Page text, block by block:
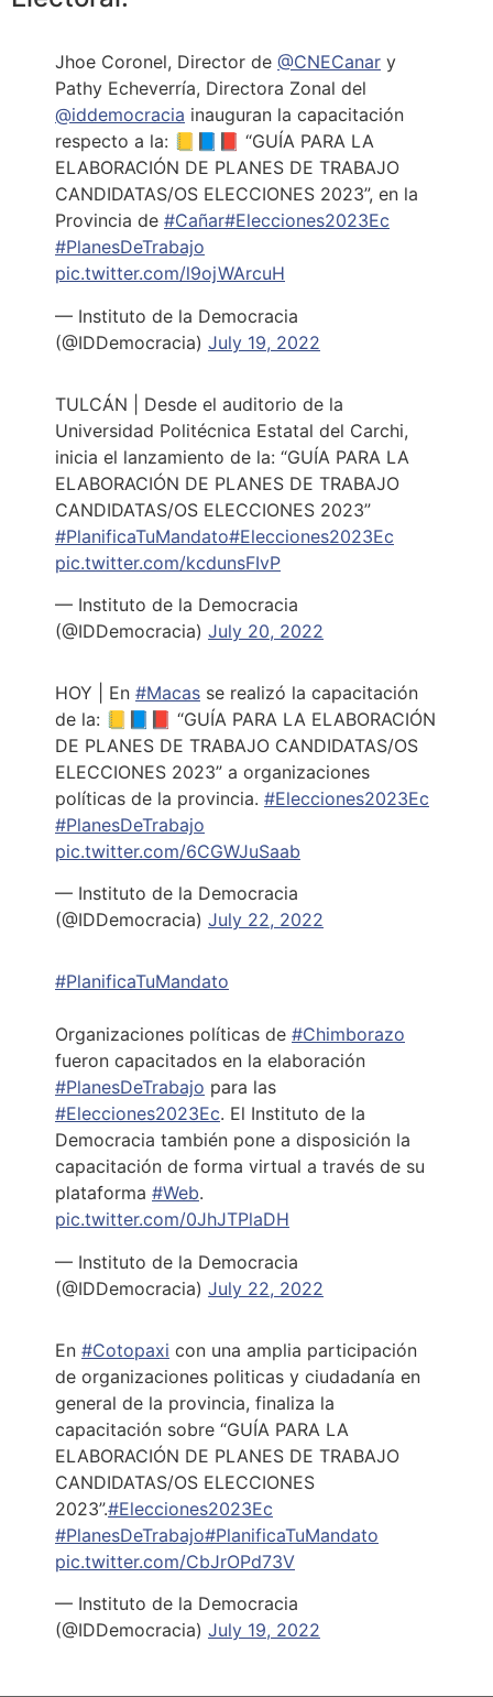
Jhoe Coronel, Director de @CNECanar y
Pathy Echeverría, Directora Zonal del
@iddemocracia inauguran la capacitación
respecto a la: 📒📘📕 “GUÍA PARA LA
ELABORACIÓN DE PLANES DE TRABAJO
CANDIDATAS/OS ELECCIONES 2023”, en la
Provincia de #Cañar#Elecciones2023Ec
#PlanesDeTrabajo
pic.twitter.com/l9ojWArcuH
— Instituto de la Democracia
(@IDDemocracia) July 19, 2022
TULCÁN | Desde el auditorio de la
Universidad Politécnica Estatal del Carchi,
inicia el lanzamiento de la: “GUÍA PARA LA
ELABORACIÓN DE PLANES DE TRABAJO
CANDIDATAS/OS ELECCIONES 2023”
#PlanificaTuMandato#Elecciones2023Ec
pic.twitter.com/kcdunsFIvP
— Instituto de la Democracia
(@IDDemocracia) July 20, 2022
HOY | En #Macas se realizó la capacitación
de la: 📒📘📕 “GUÍA PARA LA ELABORACIÓN
DE PLANES DE TRABAJO CANDIDATAS/OS
ELECCIONES 2023” a organizaciones
políticas de la provincia. #Elecciones2023Ec
#PlanesDeTrabajo
pic.twitter.com/6CGWJuSaab
— Instituto de la Democracia
(@IDDemocracia) July 22, 2022
#PlanificaTuMandato
Organizaciones políticas de #Chimborazo
fueron capacitados en la elaboración
#PlanesDeTrabajo para las
#Elecciones2023Ec. El Instituto de la
Democracia también pone a disposición la
capacitación de forma virtual a través de su
plataforma #Web.
pic.twitter.com/0JhJTPlaDH
— Instituto de la Democracia
(@IDDemocracia) July 22, 2022
En #Cotopaxi con una amplia participación
de organizaciones politicas y ciudadanía en
general de la provincia, finaliza la
capacitación sobre “GUÍA PARA LA
ELABORACIÓN DE PLANES DE TRABAJO
CANDIDATAS/OS ELECCIONES
2023”.#Elecciones2023Ec
#PlanesDeTrabajo#PlanificaTuMandato
pic.twitter.com/CbJrOPd73V
— Instituto de la Democracia
(@IDDemocracia) July 19, 2022